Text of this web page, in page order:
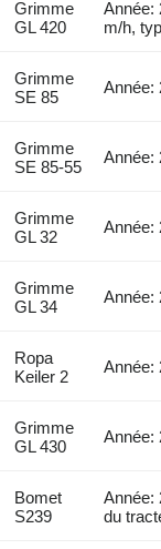
Grimme
GL 420
Année:
m/h,
Grimme
SE 85
Année:
Grimme
SE 85-55
Année:
Grimme
GL 32
Année:
Grimme
GL 34
Année:
Ropa
Keiler 2
Année:
Grimme
GL 430
Année:
Bomet
S239
Année:
du